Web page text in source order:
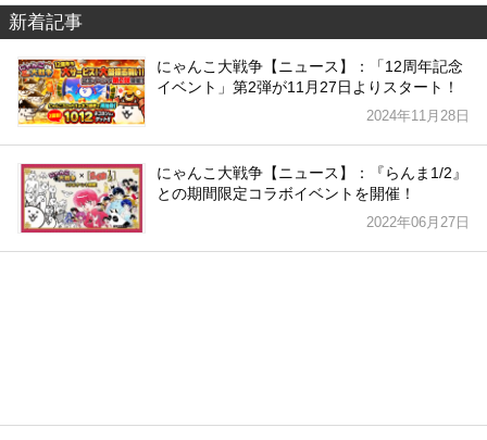
新着記事
にゃんこ大戦争【ニュース】：「12周年記念
イベント」第2弾が11月27日よりスタート！
2024年11月28日
にゃんこ大戦争【ニュース】：『らんま1/2』
との期間限定コラボイベントを開催！
2022年06月27日